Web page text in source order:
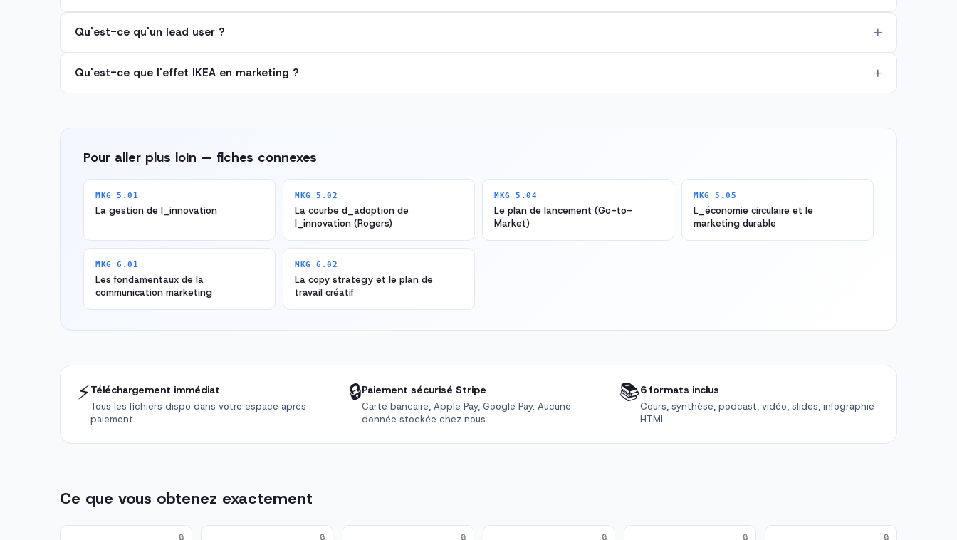
Qu'est-ce qu'un lead user ?
Qu'est-ce que l'effet IKEA en marketing ?
Pour aller plus loin — fiches connexes
MKG 5.01
La gestion de l_innovation
MKG 5.02
La courbe d_adoption de
l_innovation (Rogers)
MKG 5.04
Le plan de lancement (Go-to-
Market)
MKG 5.05
L_économie circulaire et le
marketing durable
MKG 6.01
Les fondamentaux de la
communication marketing
MKG 6.02
La copy strategy et le plan de
travail créatif
⚡Téléchargement immédiat
Tous les fichiers dispo dans votre espace après
paiement.
🔒Paiement sécurisé Stripe
Carte bancaire, Apple Pay, Google Pay. Aucune
donnée stockée chez nous.
📚6 formats inclus
Cours, synthèse, podcast, vidéo, slides, infographie
HTML.
Ce que vous obtenez exactement